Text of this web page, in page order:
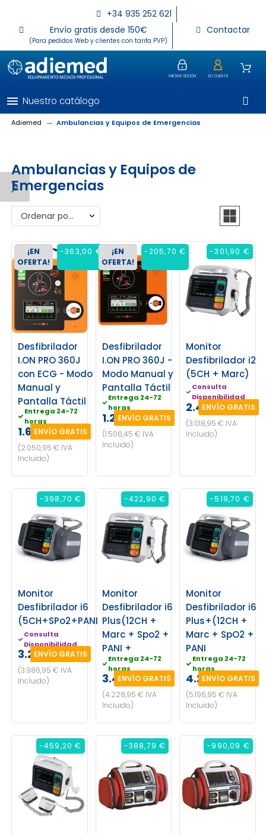
+34 935 252 621
Envío gratis desde 150€
(Para pedidos Web y clientes con tarifa PVP)
Contactar
INICIAR SESIÓN SU CUENTA
menu Nuestro catálogo
Adiemed Ambulancias y Equipos de Emergencias
Ambulancias y Equipos de
Emergencias
Ordenar por: Relevancia
Desfibrilador
I.ON PRO 360J
con ECG - Modo
Manual y
Pantalla Táctil
Entrega 24-72
horas
1.695,00 €
ENVÍO GRATIS
(2.050,95 € IVA
Incluido)
¡EN
OFERTA!
-363,00 €
Desfibrilador
I.ON PRO 360J -
Modo Manual y
Pantalla Táctil
Entrega 24-72
horas
1.245,00 €
ENVÍO GRATIS
(1.506,45 € IVA
Incluido)
¡EN
OFERTA!
-205,70 €
Monitor
Desfibrilador i2
(5CH + Marc)
Consulta
Disponibilidad
2.495,00 €
ENVÍO GRATIS
(3.018,95 € IVA
Incluido)
-301,90 €
Monitor
Desfibrilador i6
(5CH+SPo2+PANI+TEMP)
Consulta
Disponibilidad
3.295,00 €
ENVÍO GRATIS
(3.986,95 € IVA
Incluido)
-398,70 €
Monitor
Desfibrilador i6
Plus(12CH +
Marc + Spo2 +
PANI +
Entrega 24-72
horas
3.495,00 €
ENVÍO GRATIS
(4.228,95 € IVA
Incluido)
-422,90 €
Monitor
Desfibrilador i6
Plus+(12CH +
Marc + SpO2 +
PANI
Entrega 24-72
horas
4.295,00 €
ENVÍO GRATIS
(5.196,95 € IVA
Incluido)
-519,70 €
-459,20 € -388,79 € -990,09 €